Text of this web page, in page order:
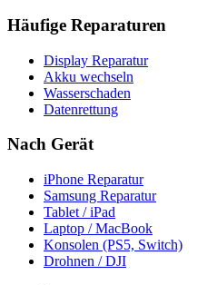
Häufige Reparaturen
Display Reparatur
Akku wechseln
Wasserschaden
Datenrettung
Nach Gerät
iPhone Reparatur
Samsung Reparatur
Tablet / iPad
Laptop / MacBook
Konsolen (PS5, Switch)
Drohnen / DJI